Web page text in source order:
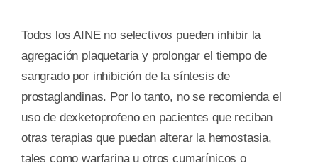
Todos los AINE no selectivos pueden inhibir la
agregación plaquetaria y prolongar el tiempo de
sangrado por inhibición de la síntesis de
prostaglandinas. Por lo tanto, no se recomienda el
uso de dexketoprofeno en pacientes que reciban
otras terapias que puedan alterar la hemostasia,
tales como warfarina u otros cumarínicos o